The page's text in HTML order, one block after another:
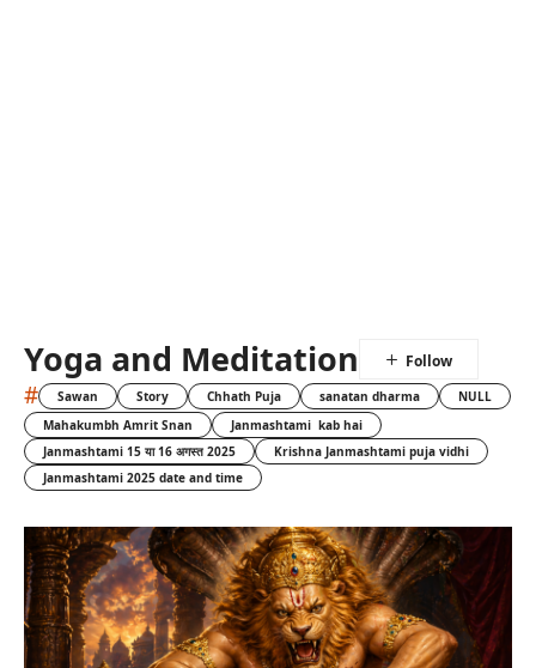
Yoga and Meditation
# Sawan Story Chhath Puja sanatan dharma
NULL
Mahakumbh Amrit Snan
Janmashtami kab hai
Janmashtami 15 या 16 अगस्त 2025
Krishna Janmashtami puja vidhi
Janmashtami 2025 date and time